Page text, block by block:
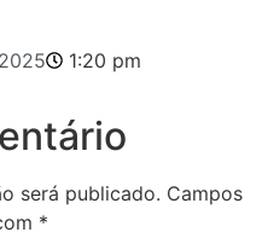
1:20 pm
será publicado. Campos
*